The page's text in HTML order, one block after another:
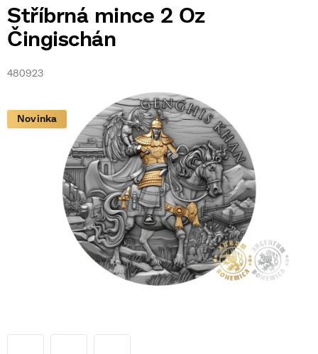
Stříbrná mince 2 Oz
Čingischán
480923
Novinka